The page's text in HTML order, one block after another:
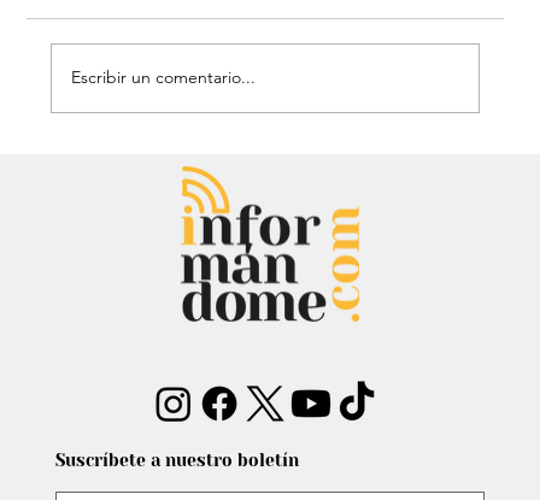
Mauricio Lizcano apuesta por la
ciencia: Anuncia a investigador del
Atlántico como fórmula
vicepresidencial
Escribir un comentario...
Suscríbete a nuestro boletín